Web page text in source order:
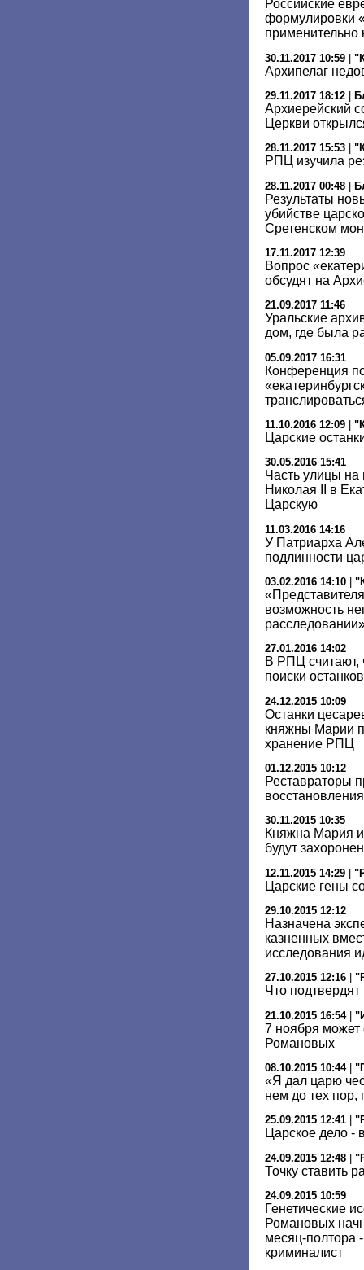
Российские
формулировки
применительно
30.11.2017 10:59
Архипелаг
29.11.2017 18:12
Архиерейский
Церкви
28.11.2017 15:53
РПЦ изучила
28.11.2017 00:48
Результаты
убийстве
Сретенском
17.11.2017 12:39
Вопрос
обсудят на
21.09.2017 11:46
Уральские
дом, где была
05.09.2017 16:31
Конференция
11.10.2016 12:09
Царские
30.05.2016 15:41
Часть улицы на
Николая II в
Царскую
11.03.2016 14:16
У Патриарха
подлинности
03.02.2016 14:10
возможность
27.01.2016 14:02
В РПЦ считают,
поиски
24.12.2015 10:09
Останки
княжны Марии
хранение РПЦ
01.12.2015 10:12
Реставраторы
30.11.2015 10:35
Княжна Мария
будут
12.11.2015 14:29 |
Царские гены
29.10.2015 12:12
Назначена
казненных
исследования
27.10.2015 12:16
Что
21.10.2015 16:54|
7 ноября может
Романовых
08.10.2015 10:44|
«Я дал царю
нем до тех пор,
25.09.2015 12:41
Царское дело -
24.09.2015 12:48 |
Точку ставить
24.09.2015 10:59
Генетические
Романовых
месяц-полтора
криминалист